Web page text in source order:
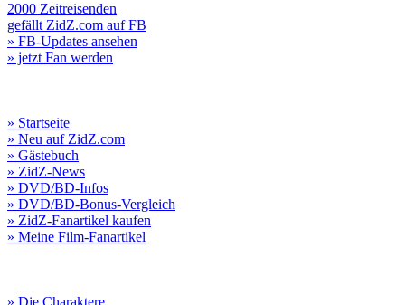
2000 Zeitreisenden
gefällt ZidZ.com auf FB
» FB-Updates ansehen
» jetzt Fan werden
» Startseite
» Neu auf ZidZ.com
» Gästebuch
» ZidZ-News
» DVD/BD-Infos
» DVD/BD-Bonus-Vergleich
» ZidZ-Fanartikel kaufen
» Meine Film-Fanartikel
» Die Charaktere